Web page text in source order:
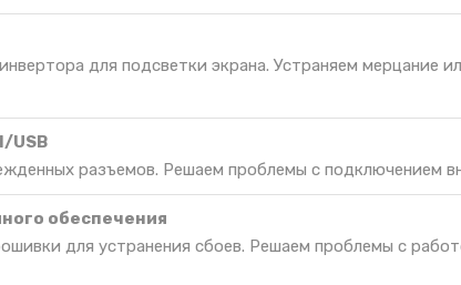
для подсветки экрана. Устраняем мерцание
USB
разъемов. Решаем проблемы с подключением
обеспечения
для устранения сбоев. Решаем проблемы с